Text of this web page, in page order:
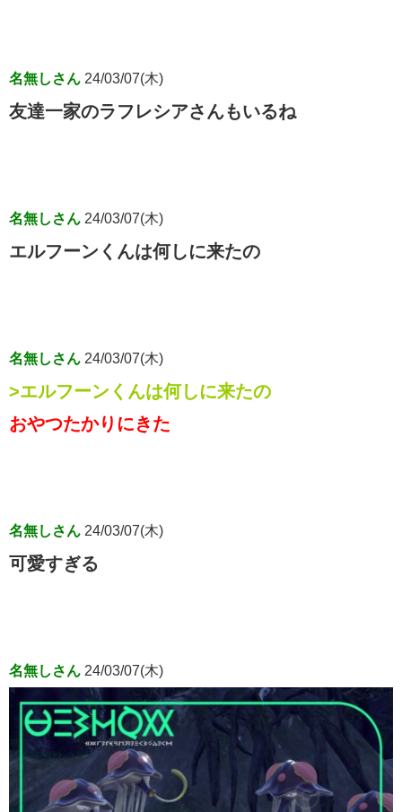
名無しさん 24/03/07(木)
友達一家のラフレシアさんもいるね
名無しさん 24/03/07(木)
エルフーンくんは何しに来たの
名無しさん 24/03/07(木)
>エルフーンくんは何しに来たの
おやつたかりにきた
名無しさん 24/03/07(木)
可愛すぎる
名無しさん 24/03/07(木)